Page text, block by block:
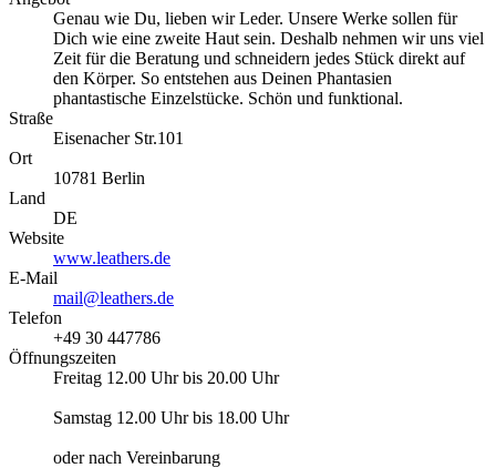
Genau wie Du, lieben wir Leder. Unsere Werke sollen für
Dich wie eine zweite Haut sein. Deshalb nehmen wir uns viel
Zeit für die Beratung und schneidern jedes Stück direkt auf
den Körper. So entstehen aus Deinen Phantasien
phantastische Einzelstücke. Schön und funktional.
Straße
Eisenacher Str.101
Ort
10781 Berlin
Land
DE
Website
www.leathers.de
E-Mail
mail@leathers.de
Telefon
+49 30 447786
Öffnungszeiten
Freitag 12.00 Uhr bis 20.00 Uhr
Samstag 12.00 Uhr bis 18.00 Uhr
oder nach Vereinbarung